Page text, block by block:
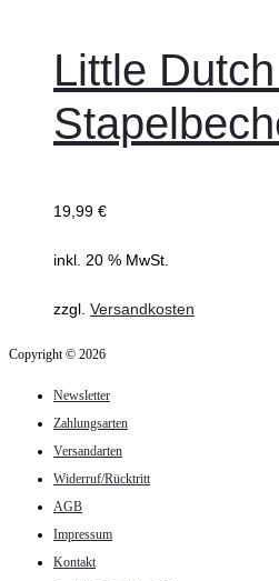
Little
19,99 €
inkl. 20 % MwSt.
zzgl. Versandkosten
Copyright © 2026
Newsletter
Zahlungsarten
Versandarten
Widerruf/Rücktritt
AGB
Impressum
Kontakt